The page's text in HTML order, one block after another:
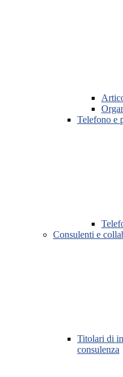
Telefono e
Consulenti e
Titolari di
consulenza